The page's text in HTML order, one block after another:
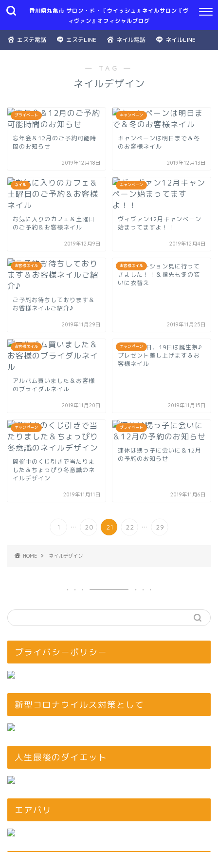
香川県丸亀市 サロン・ド・『ウイッシュ』ネイルサロン『ヴ
ィヴァン』オフィシャルブログ
エステ電話 エステLINE ネイル電話 ネイルLINE
― TAG ―
ネイルデザイン
プライベート
忘年会＆12月のご予約可能時
間のお知らせ
2019年12月18日
キャンペーン
キャンペーンは明日まで＆冬
のお客様ネイル
2019年12月13日
ネイル
お気に入りのカフェ＆土曜日
のご予約＆お客様ネイル
2019年12月9日
キャンペーン
ヴィヴァン12月キャンペーン
始まってますよ！！
2019年12月4日
お客様ネイル
ご予約お待ちしております＆
お客様ネイルご紹介♪
2019年11月29日
お客様ネイル
イルミネーション見に行って
きました！！＆指先も冬の装
いに衣替え
2019年11月25日
お客様ネイル
アルバム買いました＆お客様
のブライダルネイル
2019年11月20日
キャンペーン
16日、18日、19日は誕生祭♪
プレゼント差し上げます＆お
客様ネイル
2019年11月15日
キャンペーン
開催中のくじ引きで当たりま
した＆ちょっぴり冬意識のネ
イルデザイン
2019年11月11日
プライベート
連休は甥っ子に会いに＆12月
の予約のお知らせ
2019年11月6日
1 ... 20 21 22 ... 29
HOME ネイルデザイン
プライバシーポリシー
新型コロナウイルス対策として
人生最後のダイエット
エアバリ